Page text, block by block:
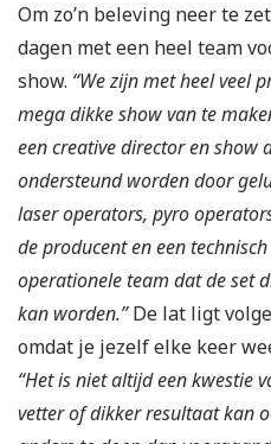
Om zo’n beleving neer te
dagen met een heel team
show. “We zijn met heel veel
mega dikke show van te
een creative director en show
ondersteund worden door
laser operators, pyro
de producent en een
operationele team dat de set
kan worden.”De lat ligt
omdat je jezelf elke keer
“Het is niet altijd een kwestie
vetter of dikker resultaat kan